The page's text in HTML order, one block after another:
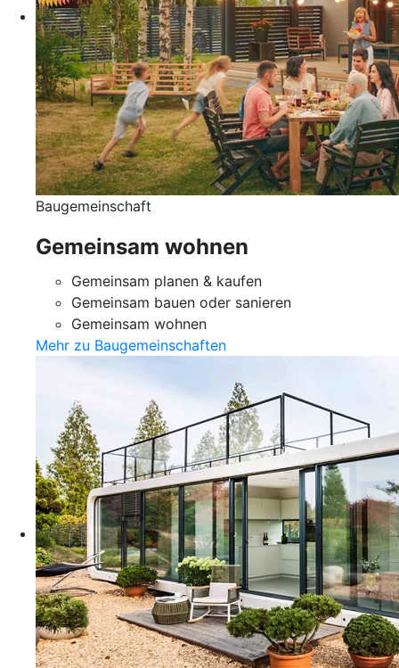
Baugemeinschaft
Gemeinsam wohnen
Gemeinsam planen & kaufen
Gemeinsam bauen oder sanieren
Gemeinsam wohnen
Mehr zu Baugemeinschaften